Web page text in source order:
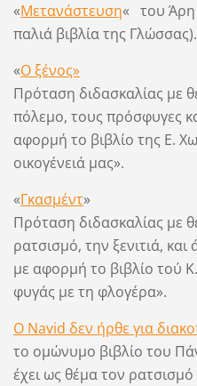
«Μετανάστευση« του Άρη
παλιά βιβλία της Γλώσσας).
«Ο ξένος»
Πρόταση διδασκαλίας με
πόλεμο, τους πρόσφυγες
αφορμή το βιβλίο της Ε.
οικογένειά μας».
«Γκασμέντ»
Πρόταση διδασκαλίας με
ρατσισμό, την ξενιτιά,
με αφορμή το βιβλίο τού
φυγάς με τη φλογέρα».
Ο Navid δεν ήρθε για
το ομώνυμο βιβλίο του
έχει ως θέμα τον